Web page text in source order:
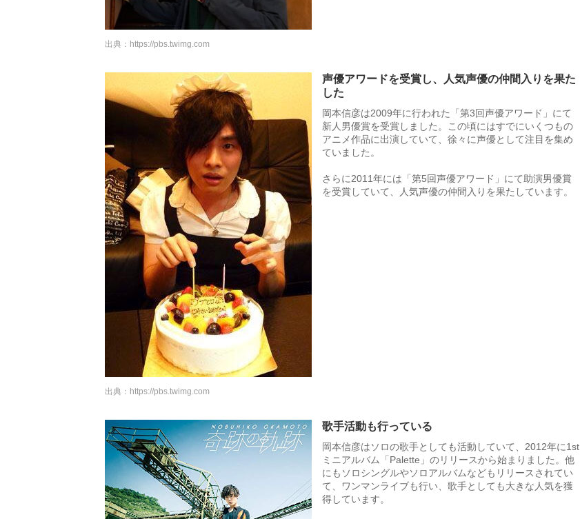
出典： https://pbs.twimg.com
声優アワードを受賞し、人気声優の仲間入りを果た
した
岡本信彦は2009年に行われた「第3回声優アワード」にて
新人男優賞を受賞しました。この頃にはすでにいくつもの
アニメ作品に出演していて、徐々に声優として注目を集め
ていました。
さらに2011年には「第5回声優アワード」にて助演男優賞
を受賞していて、人気声優の仲間入りを果たしています。
出典： https://pbs.twimg.com
歌手活動も行っている
岡本信彦はソロの歌手としても活動していて、2012年に1st
ミニアルバム「Palette」のリリースから始まりました。他
にもソロシングルやソロアルバムなどもリリースされてい
て、ワンマンライブも行い、歌手としても大きな人気を獲
得しています。